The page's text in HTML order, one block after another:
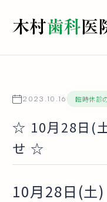
2023.10.16 臨時休診
☆ 10月28日(
せ ☆
10月28日(